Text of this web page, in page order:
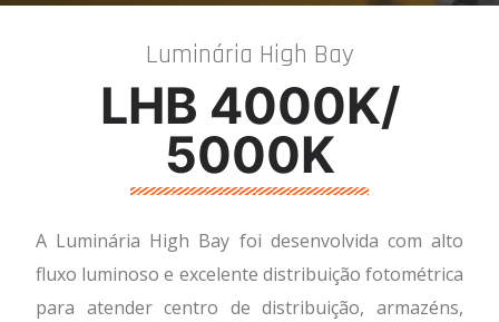
Luminária High Bay
LHB 4000K/
5000K
A Luminária High Bay foi desenvolvida com alto
fluxo luminoso e excelente distribuição fotométrica
para atender centro de distribuição, armazéns,